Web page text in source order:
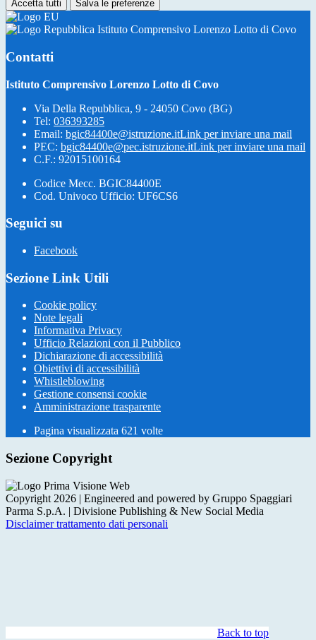
Accetta tutti Salva le preferenze
Istituto Comprensivo Lorenzo Lotto di Covo
Contatti
Istituto Comprensivo Lorenzo Lotto di Covo
Via Della Repubblica, 9 - 24050 Covo (BG)
Tel: 036393285
Email: bgic84400e@istruzione.itLink per inviare una mail
PEC: bgic84400e@pec.istruzione.itLink per inviare una mail
C.F.: 92015100164
Codice Mecc. BGIC84400E
Cod. Univoco Ufficio: UF6CS6
Seguici su
Facebook
Sezione Link Utili
Cookie policy
Note legali
Informativa Privacy
Ufficio Relazioni con il Pubblico
Dichiarazione di accessibilità
Obiettivi di accessibilità
Whistleblowing
Gestione consensi cookie
Amministrazione trasparente
Pagina visualizzata 621 volte
Sezione Copyright
Copyright 2026 | Engineered and powered by Gruppo Spaggiari
Parma S.p.A. | Divisione Publishing & New Social Media
Disclaimer trattamento dati personali
Back to top